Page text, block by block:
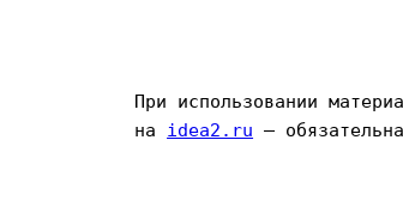
При использовании
на idea2.ru —